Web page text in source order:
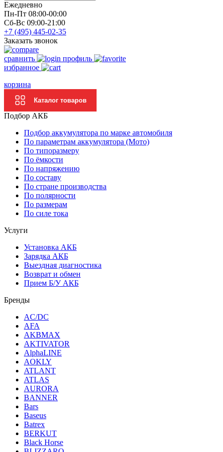
Ежедневно
Пн-Пт 08:00-00:00
Сб-Вс 09:00-21:00
+7 (495) 445-02-35
Заказать звонок
сравнить
профиль
избранное
корзина
Каталог товаров
Подбор АКБ
Подбор аккумулятора по марке автомобиля
По параметрам аккумулятора (Мото)
По типоразмеру
По ёмкости
По напряжению
По составу
По стране производства
По полярности
По размерам
По силе тока
Услуги
Установка АКБ
Зарядка АКБ
Выездная диагностика
Возврат и обмен
Прием Б/У АКБ
Бренды
AC/DC
AFA
AKBMAX
AKTIVATOR
AlphaLINE
AOKLY
ATLANT
ATLAS
AURORA
BANNER
Bars
Baseus
Batrex
BERKUT
Black Horse